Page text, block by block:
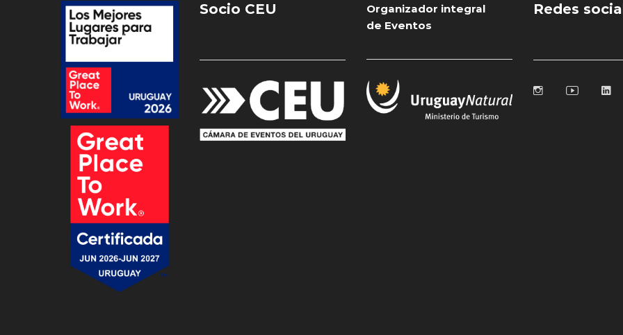
Socio CEU
Organizador integral
de Eventos
Redes